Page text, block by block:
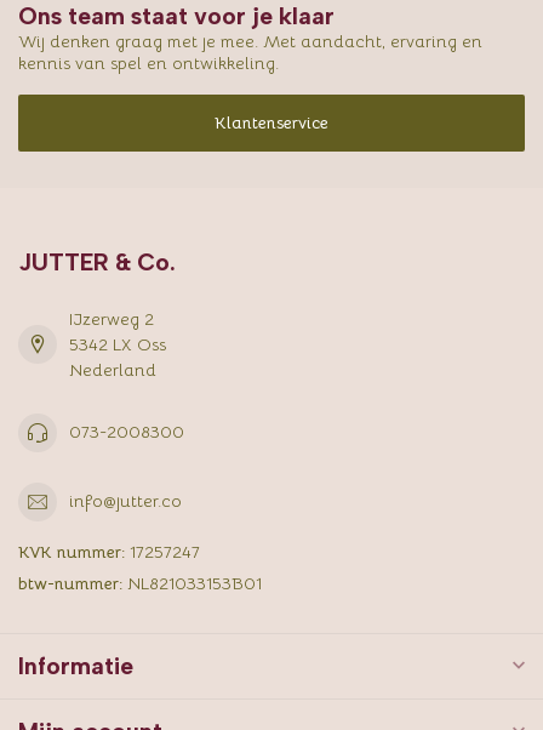
Ons team staat voor je klaar
Wij denken graag met je mee. Met aandacht, ervaring en
kennis van spel en ontwikkeling.
Klantenservice
JUTTER & Co.
IJzerweg 2
5342 LX Oss
Nederland
073-2008300
info@jutter.co
KVK nummer: 17257247
btw-nummer: NL821033153B01
Informatie